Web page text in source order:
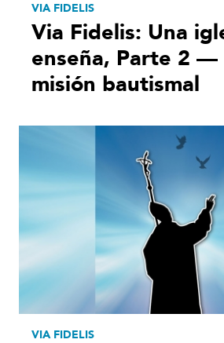
VIA FIDELIS
Via Fidelis: Una
enseña, Parte 2 —
misión bautismal
VIA FIDELIS